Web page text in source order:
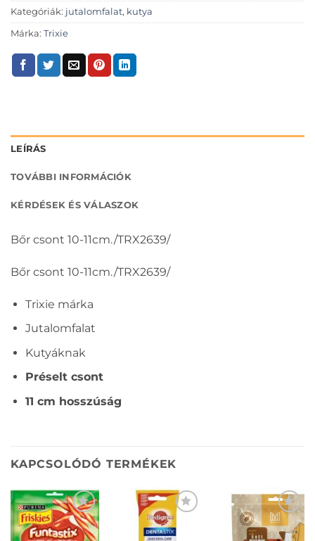
Kategóriák: jutalomfalat, kutya
Márka: Trixie
LEÍRÁS
TOVÁBBI INFORMÁCIÓK
KÉRDÉSEK ÉS VÁLASZOK
Bőr csont 10-11cm./TRX2639/
Bőr csont 10-11cm./TRX2639/
Trixie márka
Jutalomfalat
Kutyáknak
Préselt csont
11 cm hosszúság
KAPCSOLÓDÓ TERMÉKEK
KEDVENCEKHEZ KEDVENCEKHEZ KEDVENCEKHEZ